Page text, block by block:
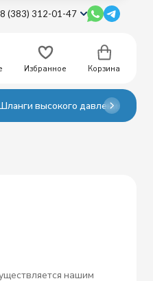
8 (383) 312-01-47
Избранное Корзина
высокого давления
нашим